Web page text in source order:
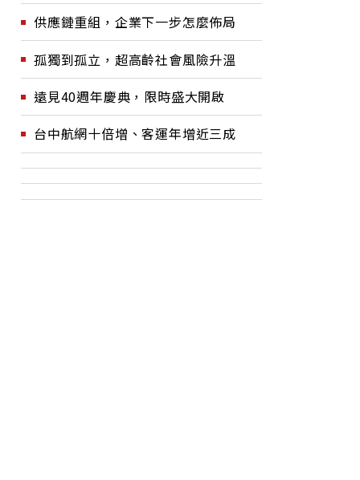
供應鏈重組，企業下一步怎麼佈局
孤獨到孤立，超高齡社會風險升溫
遠見40週年慶典，限時盛大開啟
台中航網十倍增、客運年增近三成